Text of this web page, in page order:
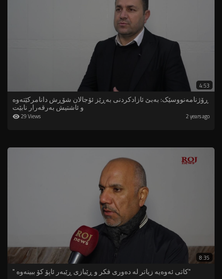
4:53
ڕۆژنامەنووسێک: بەبێ ئازادکردنی بەڕێز ئۆجالان شۆڕش دانامرکێتەوە
و ئاشتیش بەرقەرار نابێت
29 Views 2 years ago
8:35
" کاتی ئەوەیە زیاتر لە دەوری فکر و ڕێبازی ڕێبەر ئاپۆ کۆ ببینەوە"